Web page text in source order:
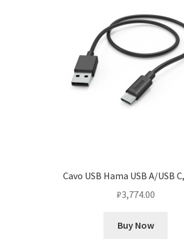
Cavo USB Hama USB A/USB
₽3,774.00
Buy Now